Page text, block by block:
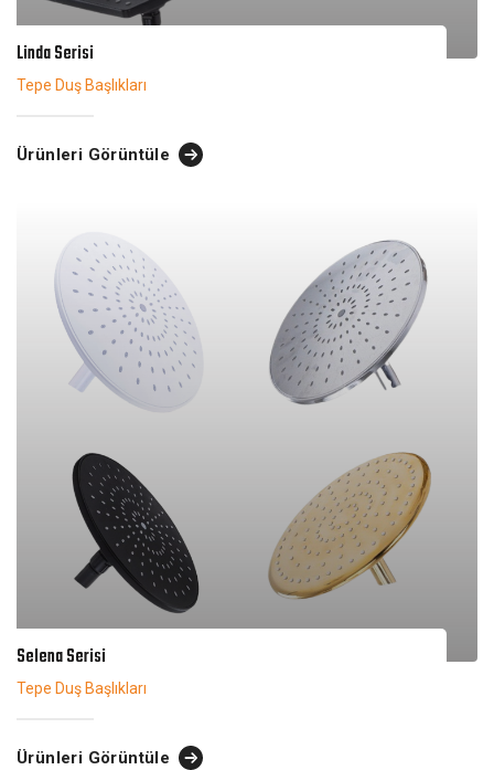
Linda Serisi
Tepe Duş Başlıkları
Ürünleri Görüntüle
Selena Serisi
Tepe Duş Başlıkları
Ürünleri Görüntüle